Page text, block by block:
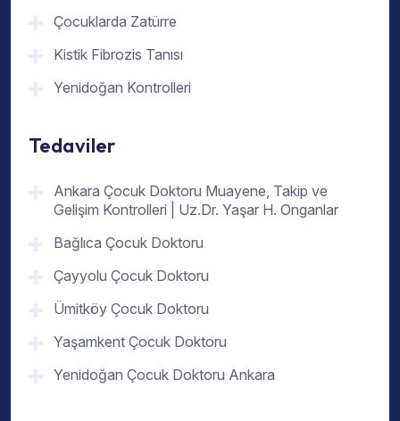
Çocuklarda Zatürre
Kistik Fibrozis Tanısı
Yenidoğan Kontrolleri
Tedaviler
Ankara Çocuk Doktoru Muayene, Takip ve
Gelişim Kontrolleri | Uz.Dr. Yaşar H. Onganlar
Bağlıca Çocuk Doktoru
Çayyolu Çocuk Doktoru
Ümitköy Çocuk Doktoru
Yaşamkent Çocuk Doktoru
Yenidoğan Çocuk Doktoru Ankara